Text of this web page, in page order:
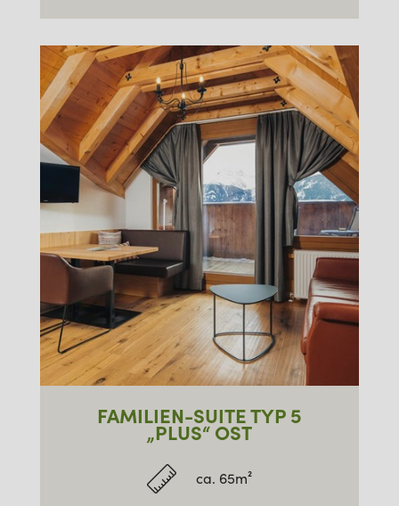
FAMILIEN-SUITE TYP 5
„PLUS“ OST
ca. 65m²